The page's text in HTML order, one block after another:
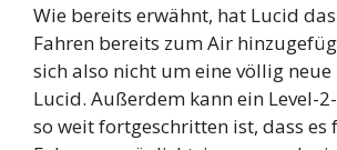
Wie bereits erwähnt, hat Lucid
Fahren bereits zum Air
sich also nicht um eine völlig
Lucid. Außerdem kann ein Level-
so weit fortgeschritten ist, dass es